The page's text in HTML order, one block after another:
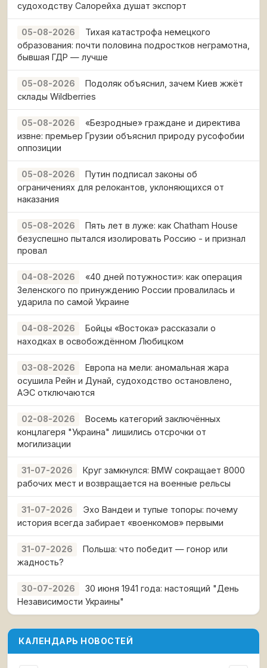
судоходству Салорейха душат экспорт
05-08-2026
Тихая катастрофа немецкого
образования: почти половина подростков неграмотна,
бывшая ГДР — лучше
05-08-2026
Подоляк объяснил, зачем Киев жжёт
склады Wildberries
05-08-2026
«Безродные» граждане и директива
извне: премьер Грузии объяснил природу русофобии
оппозиции
05-08-2026
Путин подписал законы об
ограничениях для релокантов, уклоняющихся от
наказания
05-08-2026
Пять лет в луже: как Chatham House
безуспешно пытался изолировать Россию - и признал
провал
04-08-2026
«40 дней потужности»: как операция
Зеленского по принуждению России провалилась и
ударила по самой Украине
04-08-2026
Бойцы «Востока» рассказали о
находках в освобождённом Любицком
03-08-2026
Европа на мели: аномальная жара
осушила Рейн и Дунай, судоходство остановлено,
АЭС отключаются
02-08-2026
Восемь категорий заключённых
концлагеря "Украина" лишились отсрочки от
могилизации
31-07-2026
Круг замкнулся: BMW сокращает 8000
рабочих мест и возвращается на военные рельсы
31-07-2026
Эхо Вандеи и тупые топоры: почему
история всегда забирает «военкомов» первыми
31-07-2026
Польша: что победит — гонор или
жадность?
30-07-2026
30 июня 1941 года: настоящий "День
Независимости Украины"
КАЛЕНДАРЬ НОВОСТЕЙ